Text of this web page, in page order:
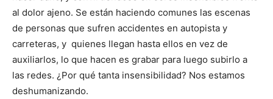
al dolor ajeno. Se están haciendo comunes las escenas
de personas que sufren accidentes en auto­pista y
carreteras, y quienes llegan hasta ellos en vez de
auxiliarlos, lo que hacen es grabar para luego subirlo a
las redes. ¿Por qué tanta insensibilidad? Nos estamos
deshuma­nizando.